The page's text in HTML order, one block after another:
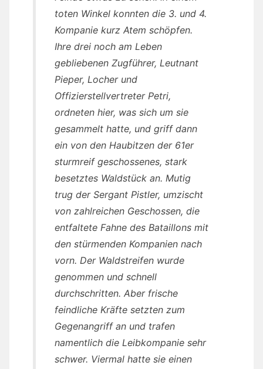
toten Winkel konnten die 3. und 4.
Kompanie kurz Atem schöpfen.
Ihre drei noch am Leben
gebliebenen Zugführer, Leutnant
Pieper, Locher und
Offizierstellvertreter Petri,
ordneten hier, was sich um sie
gesammelt hatte, und griff dann
ein von den Haubitzen der 61er
sturmreif geschossenes, stark
besetztes Waldstück an. Mutig
trug der Sergant Pistler, umzischt
von zahlreichen Geschossen, die
entfaltete Fahne des Bataillons mit
den stürmenden Kompanien nach
vorn. Der Waldstreifen wurde
genommen und schnell
durchschritten. Aber frische
feindliche Kräfte setzten zum
Gegenangriff an und trafen
namentlich die Leibkompanie sehr
schwer. Viermal hatte sie einen